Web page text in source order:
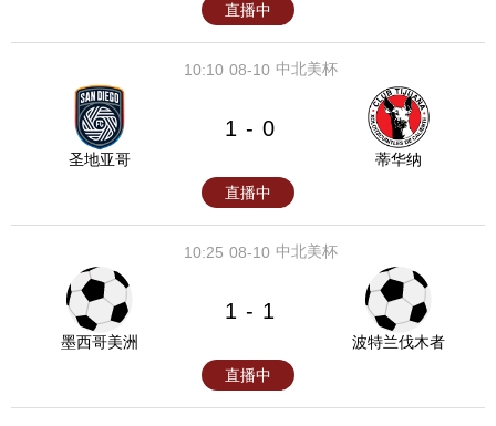
直播中
08-10
10:10 中北美杯
圣地亚哥
1 - 0
蒂华纳
直播中
08-10
10:25 中北美杯
墨西哥美洲
1 - 1
波特兰伐木者
直播中